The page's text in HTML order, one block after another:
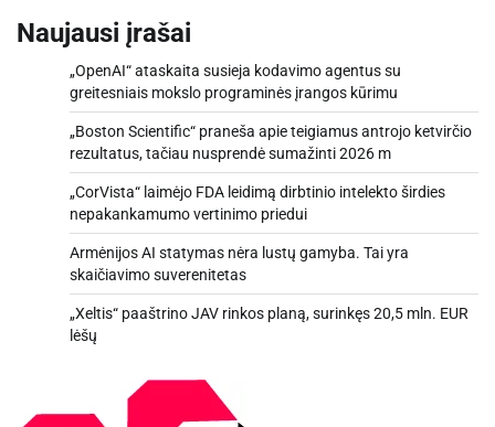
Naujausi įrašai
„OpenAI“ ataskaita susieja kodavimo agentus su
greitesniais mokslo programinės įrangos kūrimu
„Boston Scientific“ praneša apie teigiamus antrojo ketvirčio
rezultatus, tačiau nusprendė sumažinti 2026 m
„CorVista“ laimėjo FDA leidimą dirbtinio intelekto širdies
nepakankamumo vertinimo priedui
Armėnijos AI statymas nėra lustų gamyba. Tai yra
skaičiavimo suverenitetas
„Xeltis“ paaštrino JAV rinkos planą, surinkęs 20,5 mln. EUR
lėšų